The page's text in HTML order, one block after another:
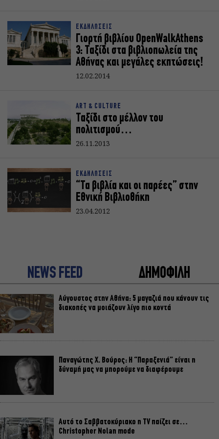
ΕΚΔΗΛΩΣΕΙΣ
Γιορτή βιβλίου OpenWalkAthens
3: Ταξίδι στα βιβλιοπωλεία της
Αθήνας και μεγάλες εκπτώσεις!
12.02.2014
ART & CULTURE
Ταξίδι στο μέλλον του
πολιτισμού…
26.11.2013
ΕΚΔΗΛΩΣΕΙΣ
“Τα βιβλία και οι παρέες” στην
Εθνική Βιβλιοθήκη
23.04.2012
NEWS FEED ΔΗΜΟΦΙΛΗ
Αύγουστος στην Αθήνα: 5 μαγαζιά που κάνουν τις
διακοπές να μοιάζουν λίγο πιο κοντά
Παναγώτης Χ. Βούρος: Η “Παραξενιά” είναι η
δύναμή μας να μπορούμε να διαφέρουμε
Αυτό το Σαββατοκύριακο η TV παίζει σε…
Christopher Nolan mode